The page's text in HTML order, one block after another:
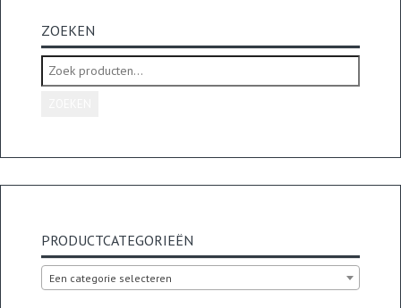
ZOEKEN
Zoeken
naar:
PRODUCTCATEGORIEËN
Een categorie selecteren